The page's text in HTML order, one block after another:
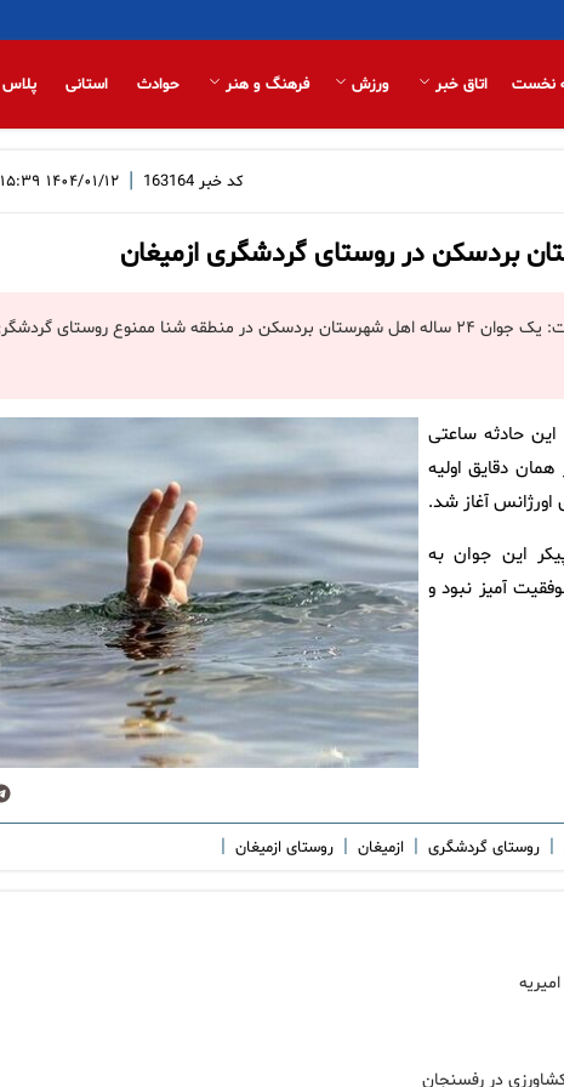
نخست اتاق خبر ورزش فرهنگ و هنر حوادث استانی پلاس
کد خبر 163164
| ۱۴۰۴/۰۱/۱۲ ۱۵:۳۹
سرپرست شبکه بهداشت و درمان شهرستان طبس گفت: یک جوان ۲۴ ساله اهل شهرستان بردسکن در منطقه شنا ممنوع
این حادثه ساعتی
دقایق اولیه
آغاز شد.
این جوان به
آمیز نبود و
| روستای گردشگری | ازمیغان | روستای ازمیغان |